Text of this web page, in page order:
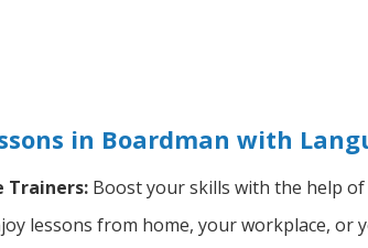
in Boardman with
Trainers: Boost your skills with the help
lessons from home, your workplace, or